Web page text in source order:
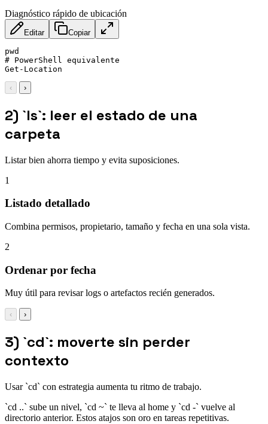
Diagnóstico rápido de ubicación
Editar Copiar
pwd
# PowerShell equivalente
Get-Location
‹ ›
2) `ls`: leer el estado de una
carpeta
Listar bien ahorra tiempo y evita suposiciones.
1
Listado detallado
Combina permisos, propietario, tamaño y fecha en una sola vista.
2
Ordenar por fecha
Muy útil para revisar logs o artefactos recién generados.
‹ ›
3) `cd`: moverte sin perder
contexto
Usar `cd` con estrategia aumenta tu ritmo de trabajo.
`cd ..` sube un nivel, `cd ~` te lleva al home y `cd -` vuelve al
directorio anterior. Estos atajos son oro en tareas repetitivas.